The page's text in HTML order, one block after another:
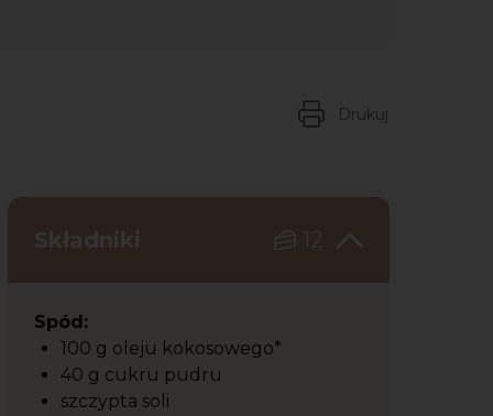
Drukuj
Składniki 12
Spód:
100 g oleju kokosowego*
40 g cukru pudru
szczypta soli